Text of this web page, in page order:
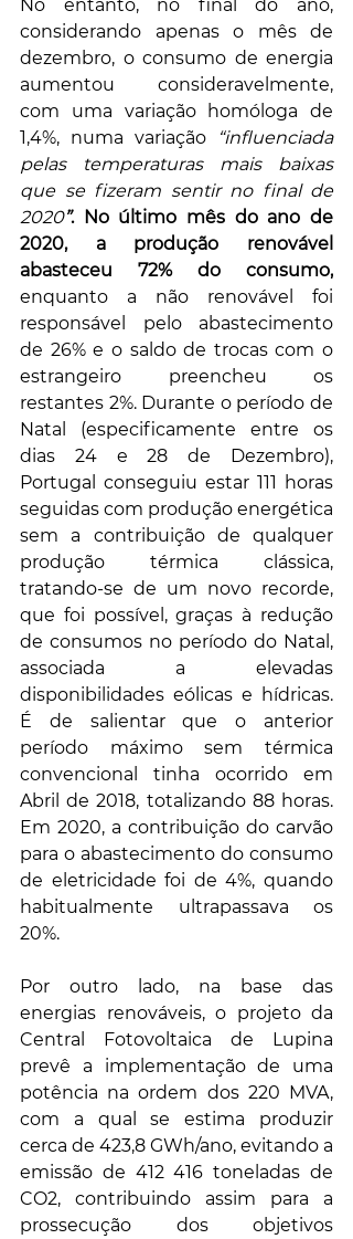
No entanto, no final do ano,
considerando apenas o mês de
dezembro, o consumo de energia
aumentou consideravelmente,
com uma variação homóloga de
1,4%, numa variação
“influenciada
pelas temperaturas mais baixas
que se fizeram sentir no final de
2020”. No último mês do ano de
2020, a produção renovável
abasteceu 72% do consumo,
enquanto a não renovável foi
responsável pelo abastecimento
de 26% e o saldo de trocas com o
estrangeiro preencheu os
restantes 2%. Durante o período de
Natal (especificamente entre os
dias 24 e 28 de Dezembro),
Portugal conseguiu estar 111 horas
seguidas com produção energética
sem a contribuição de qualquer
produção térmica clássica,
tratando-se de um novo recorde,
que foi possível, graças à redução
de consumos no período do Natal,
associada a elevadas
disponibilidades eólicas e hídricas.
É de salientar que o anterior
período máximo sem térmica
convencional tinha ocorrido em
Abril de 2018, totalizando 88 horas.
Em 2020, a contribuição do carvão
para o abastecimento do consumo
de eletricidade foi de 4%, quando
habitualmente ultrapassava os
20%.
Por outro lado, na base das
energias renováveis, o projeto da
Central Fotovoltaica de Lupina
prevê a implementação de uma
potência na ordem dos 220 MVA,
com a qual se estima produzir
cerca de 423,8 GWh/ano, evitando a
emissão de 412 416 toneladas de
CO2, contribuindo assim para a
prossecução dos objetivos